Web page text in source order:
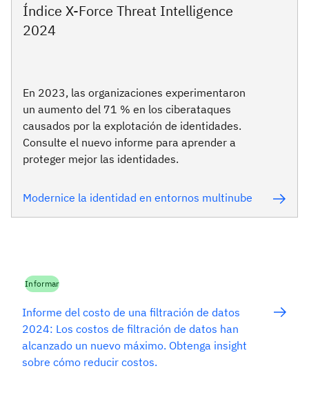
Índice X-Force Threat Intelligence
2024
En 2023, las organizaciones experimentaron
un aumento del 71 % en los ciberataques
causados por la explotación de identidades.
Consulte el nuevo informe para aprender a
proteger mejor las identidades.
Modernice la identidad en entornos multinube
Informar
Informe del costo de una filtración de datos
2024: Los costos de filtración de datos han
alcanzado un nuevo máximo. Obtenga insight
sobre cómo reducir costos.